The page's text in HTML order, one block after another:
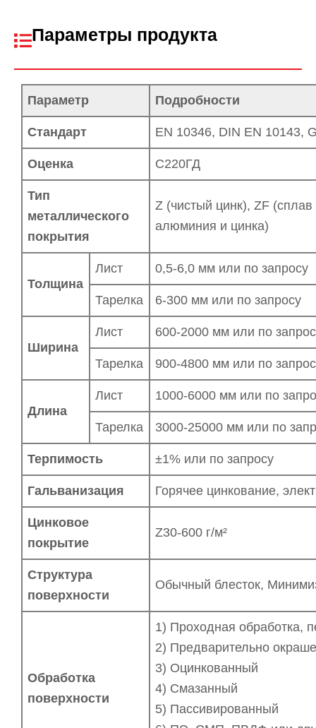
Параметры продукта
Параметр Подробности
Стандарт EN 10346, DIN EN 10143,
Оценка С220ГД
Тип
металлического
покрытия
Z (чистый цинк), ZF
алюминия и цинка)
Толщина
Лист 0,5-6,0 мм или по запросу
Тарелка 6-300 мм или по запросу
Ширина
Лист 600-2000 мм или по
Тарелка 900-4800 мм или по
Длина
Лист 1000-6000 мм или по
Тарелка 3000-25000 мм или по
Терпимость ±1% или по запросу
Гальванизация Горячее цинкование,
Цинковое
покрытие
Z30-600 г/м²
Структура
поверхности
Обычный блесток,
Обработка
поверхности
1) Проходная обработка,
2) Предварительно
3) Оцинкованный
4) Смазанный
5) Пассивированный